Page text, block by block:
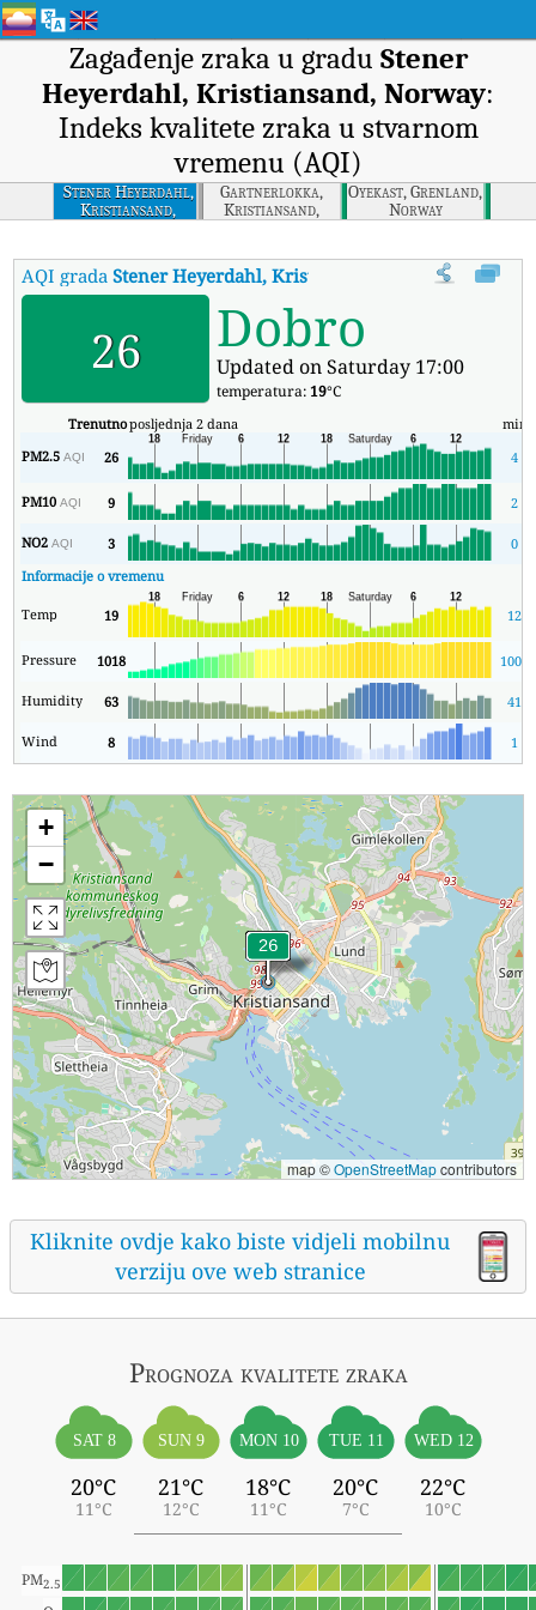
Zagađenje zraka u gradu Stener
Heyerdahl, Kristiansand, Norway:
Indeks kvalitete zraka u stvarnom
vremenu (AQI)
Stener Heyerdahl,
Kristiansand,
Norway
Gartnerlokka,
Kristiansand,
Norway
Oyekast, Grenland,
Norway
AQI gradaStener Heyerdahl, Kristiansand, Norway Stener
26 Dobro
Updated on Saturday 17:00
temperatura: 19°C
Trenutnoposljednja 2 dana min
PM2.5AQI 26 4
PM10AQI 9 2
NO2AQI 3
0
Informacije o vremenu
Temp 19 12
Pressure 1018 1006
Humidity 63 41
Wind 8 1
+
−
map ©OpenStreetMapcontributors
Kliknite ovdje kako biste vidjeli mobilnu
verziju ove web stranice
Prognoza kvalitete zraka
SAT 8
20°C
11°C
SUN 9
21°C
12°C
MON 10
18°C
11°C
TUE 11
20°C
7°C
WED 12
22°C
10°C
PM2.5